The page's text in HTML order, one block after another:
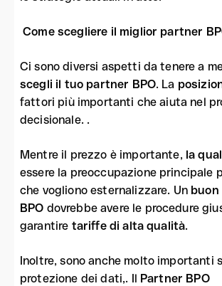
Come scegliere il miglior partner
Ci sono diversi aspetti da tenere a
scegli il tuo partner BPO. La
fattori più importanti che aiuta nel
decisionale. .
Mentre il prezzo è importante, la
essere la preoccupazione principale
che vogliono esternalizzare. Un
BPO dovrebbe avere le procedure
garantire tariffe di alta qualità.
Inoltre, sono anche molto importanti
protezione dei dati,. Il Partner BPO